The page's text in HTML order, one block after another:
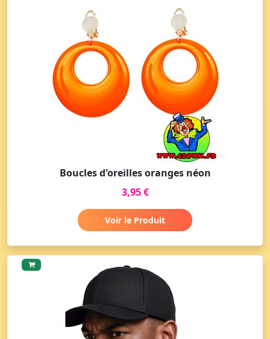
Boucles d'oreilles oranges néon
3,95 €
Voir le Produit